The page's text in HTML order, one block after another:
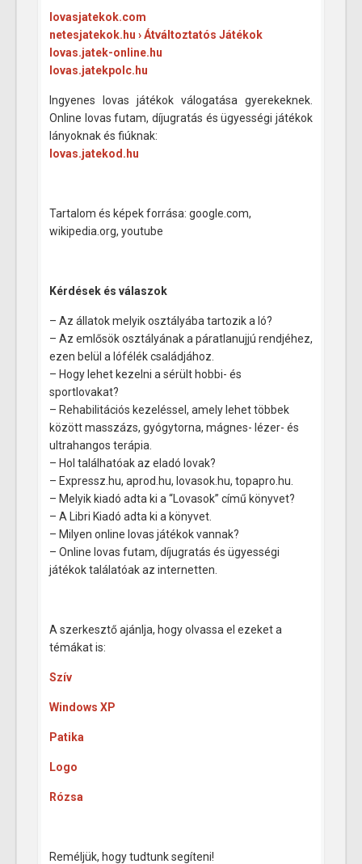
lovasjatekok.com
netesjatekok.hu › Átváltoztatós Játékok
lovas.jatek-online.hu
lovas.jatekpolc.hu
Ingyenes lovas játékok válogatása gyerekeknek.
Online lovas futam, díjugratás és ügyességi játékok
lányoknak és fiúknak:
lovas.jatekod.hu
Tartalom és képek forrása: google.com,
wikipedia.org, youtube
Kérdések és válaszok
– Az állatok melyik osztályába tartozik a ló?
– Az emlősök osztályának a páratlanujjú rendjéhez,
ezen belül a lófélék családjához.
– Hogy lehet kezelni a sérült hobbi- és
sportlovakat?
– Rehabilitációs kezeléssel, amely lehet többek
között masszázs, gyógytorna, mágnes- lézer- és
ultrahangos terápia.
– Hol találhatóak az eladó lovak?
– Expressz.hu, aprod.hu, lovasok.hu, topapro.hu.
– Melyik kiadó adta ki a “Lovasok” című könyvet?
– A Libri Kiadó adta ki a könyvet.
– Milyen online lovas játékok vannak?
– Online lovas futam, díjugratás és ügyességi
játékok találatóak az internetten.
A szerkesztő ajánlja, hogy olvassa el ezeket a
témákat is:
Szív
Windows XP
Patika
Logo
Rózsa
Reméljük, hogy tudtunk segíteni!